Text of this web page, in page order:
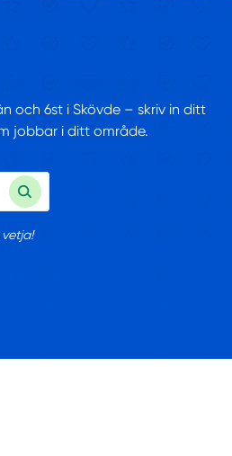
och 6st i Skövde – skriv in ditt
jobbar i ditt område.